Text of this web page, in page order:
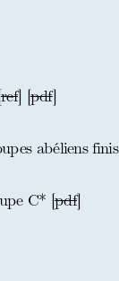
ref] [pdf]
abéliens finis
C* [pdf]